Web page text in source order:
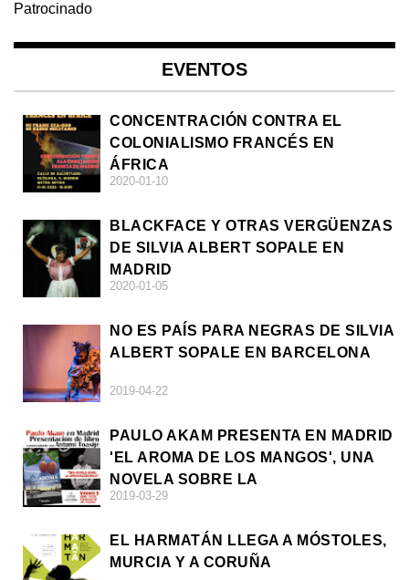
Patrocinado
EVENTOS
CONCENTRACIÓN CONTRA EL
COLONIALISMO FRANCÉS EN
ÁFRICA
2020-01-10
BLACKFACE Y OTRAS VERGÜENZAS
DE SILVIA ALBERT SOPALE EN
MADRID
2020-01-05
NO ES PAÍS PARA NEGRAS DE SILVIA
ALBERT SOPALE EN BARCELONA
2019-04-22
PAULO AKAM PRESENTA EN MADRID
'EL AROMA DE LOS MANGOS', UNA
NOVELA SOBRE LA
AFRODESCENDENCIA
2019-03-29
EL HARMATÁN LLEGA A MÓSTOLES,
MURCIA Y A CORUÑA